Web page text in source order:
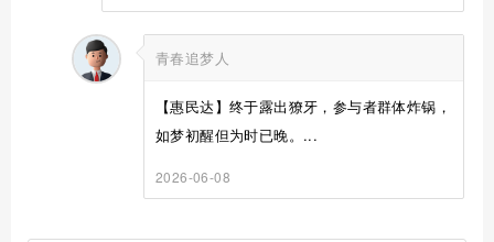
青春追梦人
【惠民达】终于露出獠牙，参与者群体炸锅，
如梦初醒但为时已晚。...
2026-06-08